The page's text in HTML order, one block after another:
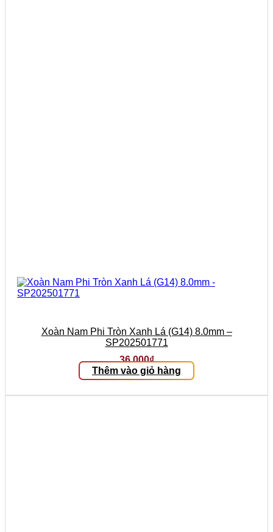
Xoàn Nam Phi Tròn Xanh Lá (G14) 8.0mm –
SP202501771
36.000₫
Thêm vào giỏ hàng